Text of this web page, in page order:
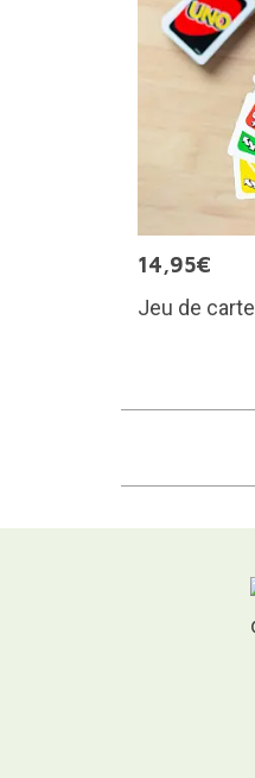
14,95€
Jeu de